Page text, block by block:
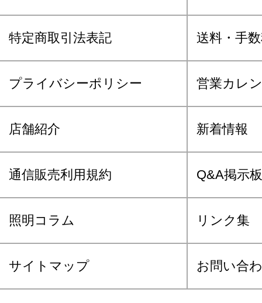
特定商取引法表記 送料・手
プライバシーポリシー 営業カレ
店舗紹介 新着情報
通信販売利用規約 Q&A掲示板
照明コラム リンク集
サイトマップ お問い合